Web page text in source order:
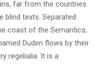
far from the countries
blind texts. Separated
coast of the Semantics,
Duden flows by their
regelialia. It is a